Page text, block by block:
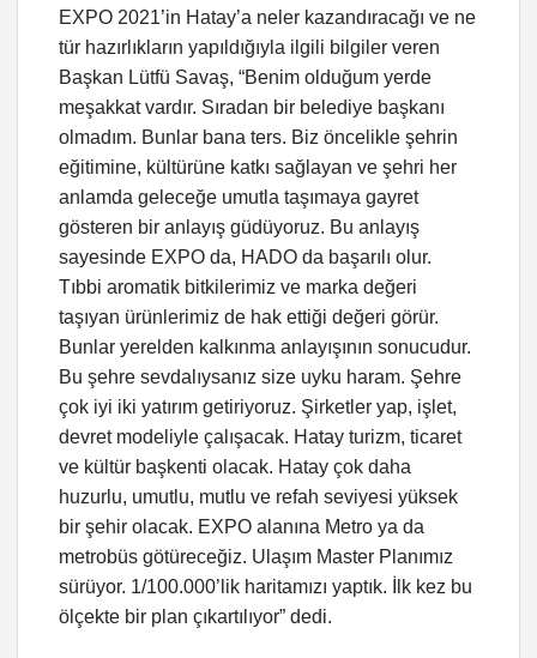
EXPO 2021’in Hatay’a neler kazandıracağı ve ne
tür hazırlıkların yapıldığıyla ilgili bilgiler veren
Başkan Lütfü Savaş, “Benim olduğum yerde
meşakkat vardır. Sıradan bir belediye başkanı
olmadım. Bunlar bana ters. Biz öncelikle şehrin
eğitimine, kültürüne katkı sağlayan ve şehri her
anlamda geleceğe umutla taşımaya gayret
gösteren bir anlayış güdüyoruz. Bu anlayış
sayesinde EXPO da, HADO da başarılı olur.
Tıbbi aromatik bitkilerimiz ve marka değeri
taşıyan ürünlerimiz de hak ettiği değeri görür.
Bunlar yerelden kalkınma anlayışının sonucudur.
Bu şehre sevdalıysanız size uyku haram. Şehre
çok iyi iki yatırım getiriyoruz. Şirketler yap, işlet,
devret modeliyle çalışacak. Hatay turizm, ticaret
ve kültür başkenti olacak. Hatay çok daha
huzurlu, umutlu, mutlu ve refah seviyesi yüksek
bir şehir olacak. EXPO alanına Metro ya da
metrobüs götüreceğiz. Ulaşım Master Planımız
sürüyor. 1/100.000’lik haritamızı yaptık. İlk kez bu
ölçekte bir plan çıkartılıyor” dedi.